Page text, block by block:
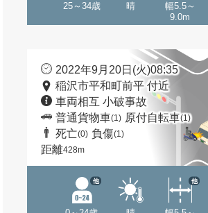
25～34歳 晴
幅5.5～
9.0m
2022年9月20日(火)08:35
稲沢市平和町前平 付近
車両相互 小破事故
普通貨物車(1) 原付自転車(1)
死亡(0) 負傷(1)
距離428m
他 他